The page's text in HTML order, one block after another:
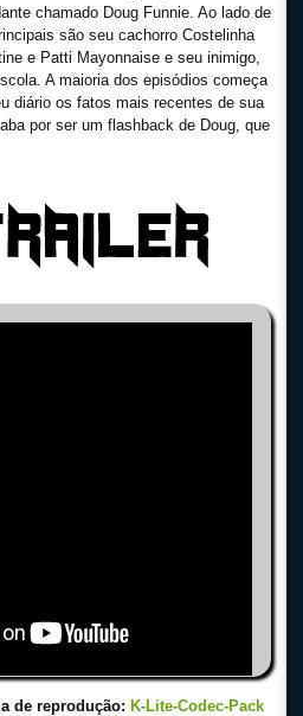
chamado Doug Funnie. Ao lado de
são seu cachorro Costelinha
e Patti Mayonnaise e seu inimigo,
A maioria dos episódios começa
diário os fatos mais recentes de sua
por ser um flashback de Doug, que
de reprodução: K-Lite-Codec-Pack